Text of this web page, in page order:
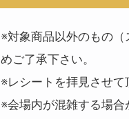
※対象商品以外のもの
めご了承下さい。
※レシートを拝見させ
※会場内が混雑する場